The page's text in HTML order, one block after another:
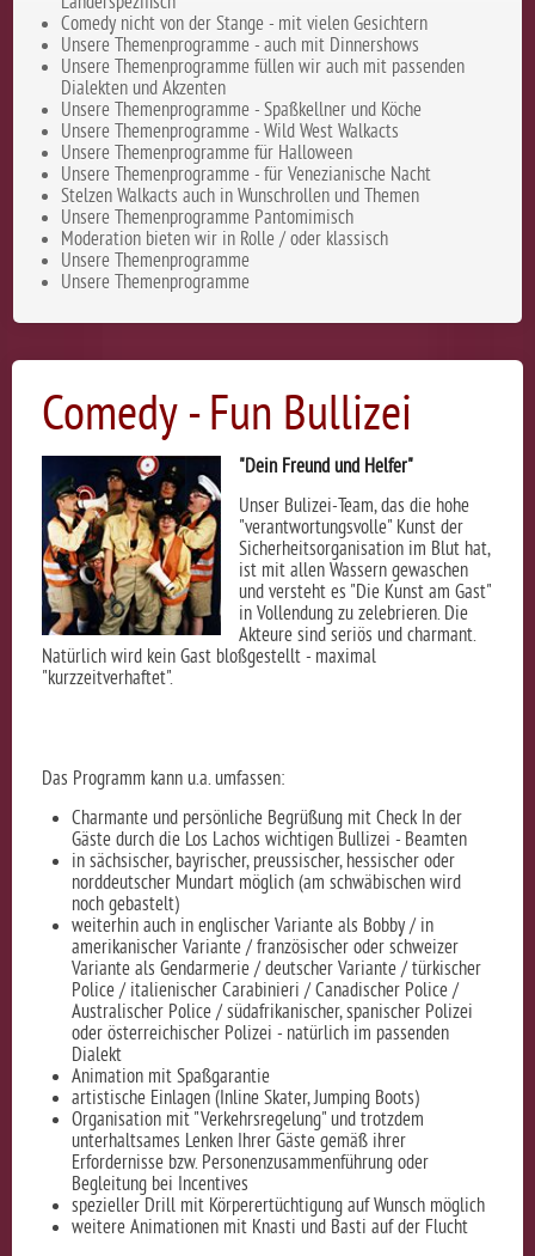
Comedy nicht von der Stange - mit vielen Gesichtern
Unsere Themenprogramme - auch mit Dinnershows
Unsere Themenprogramme füllen wir auch mit passenden
Dialekten und Akzenten
Unsere Themenprogramme - Spaßkellner und Köche
Unsere Themenprogramme - Wild West Walkacts
Unsere Themenprogramme für Halloween
Unsere Themenprogramme - für Venezianische Nacht
Stelzen Walkacts auch in Wunschrollen und Themen
Unsere Themenprogramme Pantomimisch
Moderation bieten wir in Rolle / oder klassisch
Unsere Themenprogramme
Unsere Themenprogramme
Comedy - Fun Bullizei
"Dein Freund und Helfer"
Unser Bulizei-Team, das die hohe
"verantwortungsvolle" Kunst der
Sicherheitsorganisation im Blut hat,
ist mit allen Wassern gewaschen
und versteht es "Die Kunst am Gast"
in Vollendung zu zelebrieren. Die
Akteure sind seriös und charmant.
Natürlich wird kein Gast bloßgestellt - maximal
"kurzzeitverhaftet".
Das Programm kann u.a. umfassen:
Charmante und persönliche Begrüßung mit Check In der
Gäste durch die Los Lachos wichtigen Bullizei - Beamten
in sächsischer, bayrischer, preussischer, hessischer oder
norddeutscher Mundart möglich (am schwäbischen wird
noch gebastelt)
weiterhin auch in englischer Variante als Bobby / in
amerikanischer Variante / französischer oder schweizer
Variante als Gendarmerie / deutscher Variante / türkischer
Police / italienischer Carabinieri / Canadischer Police /
Australischer Police / südafrikanischer, spanischer Polizei
oder österreichischer Polizei - natürlich im passenden
Dialekt
Animation mit Spaßgarantie
artistische Einlagen (Inline Skater, Jumping Boots)
Organisation mit "Verkehrsregelung" und trotzdem
unterhaltsames Lenken Ihrer Gäste gemäß ihrer
Erfordernisse bzw. Personenzusammenführung oder
Begleitung bei Incentives
spezieller Drill mit Körperertüchtigung auf Wunsch möglich
weitere Animationen mit Knasti und Basti auf der Flucht